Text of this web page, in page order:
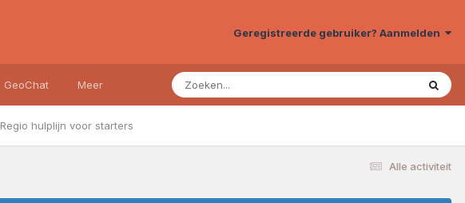
Geregistreerde gebruiker? Aanmelden
Regio hulplijn voor starters
GeoChat Meer
Alle activiteit